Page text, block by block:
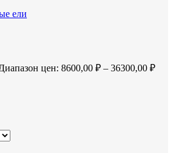
ели
цен: 8600,00 ₽ – 36300,00 ₽